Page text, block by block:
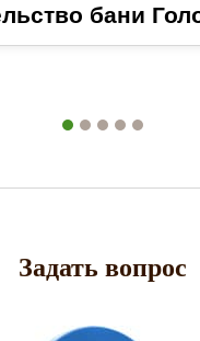
бани
Задать вопрос